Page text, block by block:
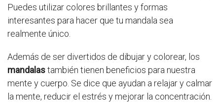
Puedes utilizar colores brillantes y formas
interesantes para hacer que tu mandala sea
realmente único.
Además de ser divertidos de dibujar y colorear, los
mandalastambién tienen beneficios para nuestra
mente y cuerpo. Se dice que ayudan a relajar y calmar
la mente, reducir el estrés y mejorar la concentración.